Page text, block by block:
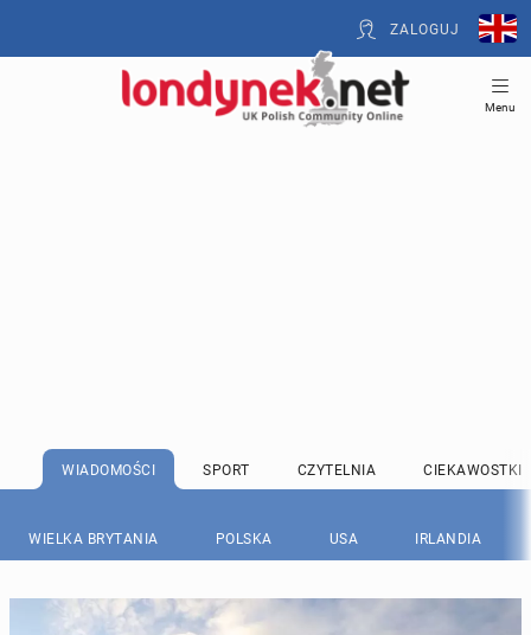
ZALOGUJ
Menu
WIADOMOŚCI SPORT CZYTELNIA CIEKAWOSTKI
WIELKA BRYTANIA POLSKA USA IRLANDIA